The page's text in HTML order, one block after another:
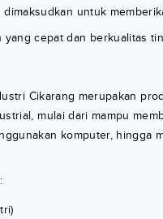
untuk
yang cepat dan berkualitas
Cikarang merupakan
mulai dari mampu
komputer, hingga